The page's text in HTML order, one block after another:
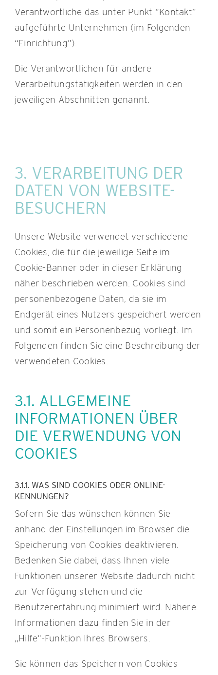
Verantwortliche das unter Punkt “Kontakt”
aufgeführte Unternehmen (im Folgenden
“Einrichtung”).
Die Verantwortlichen für andere
Verarbeitungstätigkeiten werden in den
jeweiligen Abschnitten genannt.
3. VERARBEITUNG DER
DATEN VON WEBSITE-
BESUCHERN
Unsere Website verwendet verschiedene
Cookies, die für die jeweilige Seite im
Cookie-Banner oder in dieser Erklärung
näher beschrieben werden. Cookies sind
personenbezogene Daten, da sie im
Endgerät eines Nutzers gespeichert werden
und somit ein Personenbezug vorliegt. Im
Folgenden finden Sie eine Beschreibung der
verwendeten Cookies.
3.1. ALLGEMEINE
INFORMATIONEN ÜBER
DIE VERWENDUNG VON
COOKIES
3.1.1. WAS SIND COOKIES ODER ONLINE-
KENNUNGEN?
Sofern Sie das wünschen können Sie
anhand der Einstellungen im Browser die
Speicherung von Cookies deaktivieren.
Bedenken Sie dabei, dass Ihnen viele
Funktionen unserer Website dadurch nicht
zur Verfügung stehen und die
Benutzererfahrung minimiert wird. Nähere
Informationen dazu finden Sie in der
„Hilfe“-Funktion Ihres Browsers.
Sie können das Speichern von Cookies